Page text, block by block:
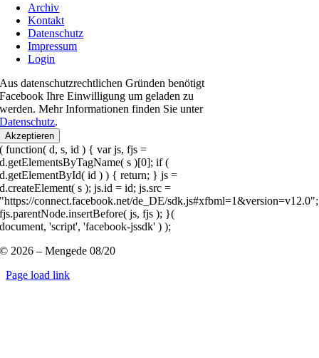
Archiv
Kontakt
Datenschutz
Impressum
Login
Aus datenschutzrechtlichen Gründen benötigt
Facebook Ihre Einwilligung um geladen zu
werden. Mehr Informationen finden Sie unter
Datenschutz.
Akzeptieren
( function( d, s, id ) { var js, fjs =
d.getElementsByTagName( s )[0]; if (
d.getElementById( id ) ) { return; } js =
d.createElement( s ); js.id = id; js.src =
"https://connect.facebook.net/de_DE/sdk.js#xfbml=1&version=v12.0";
fjs.parentNode.insertBefore( js, fjs ); }(
document, 'script', 'facebook-jssdk' ) );
© 2026 – Mengede 08/20
Page load link